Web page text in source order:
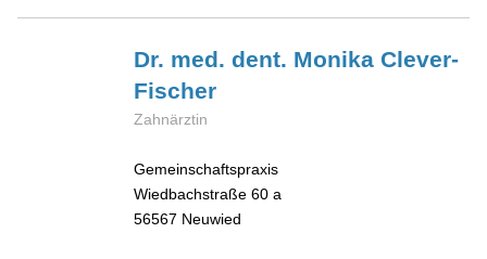
Dr. med. dent. MonikaClever-
Fischer
Zahnärztin
Gemeinschaftspraxis
Wiedbachstraße 60 a
56567 Neuwied